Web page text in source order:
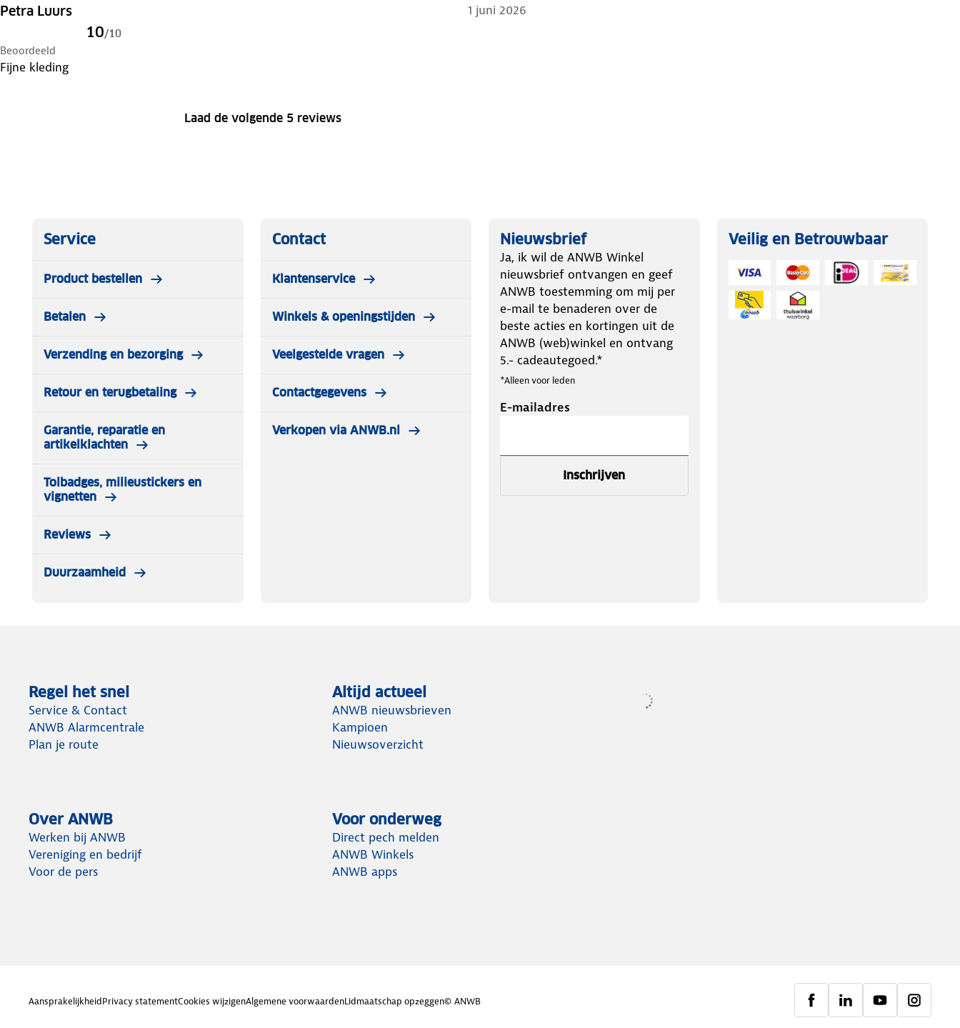
Petra Luurs 1 juni 2026
10/10
Beoordeeld
Fijne kleding
Laad de volgende 5 reviews
Service
Product bestellen
Betalen
Verzending en bezorging
Retour en terugbetaling
Garantie, reparatie en
artikelklachten
Tolbadges, milieustickers en
vignetten
Reviews
Duurzaamheid
Contact
Klantenservice
Winkels & openingstijden
Veelgestelde vragen
Contactgegevens
Verkopen via ANWB.nl
Nieuwsbrief
Ja, ik wil de ANWB Winkel
nieuwsbrief ontvangen en geef
ANWB toestemming om mij per
e-mail te benaderen over de
beste acties en kortingen uit de
ANWB (web)winkel en ontvang
5.- cadeautegoed.*
*Alleen voor leden
E-mailadres
Inschrijven
Veilig en Betrouwbaar
Regel het snel
Service & Contact
ANWB Alarmcentrale
Plan je route
Altijd actueel
ANWB nieuwsbrieven
Kampioen
Nieuwsoverzicht
Over ANWB
Werken bij ANWB
Vereniging en bedrijf
Voor de pers
Voor onderweg
Direct pech melden
ANWB Winkels
ANWB apps
AansprakelijkheidPrivacy statementCookies wijzigenAlgemene voorwaardenLidmaatschap opzeggen© ANWB